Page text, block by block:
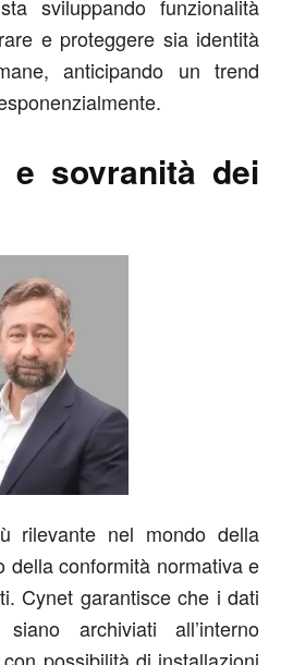
sviluppando funzionalità
e proteggere sia identità
anticipando un trend
e sovranità dei
rilevante nel mondo della
della conformità normativa e
Cynet garantisce che i dati
archiviati all’interno